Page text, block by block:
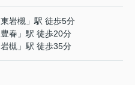
東岩槻 」駅 徒歩5分
豊春 」駅 徒歩20分
岩槻 」駅 徒歩35分